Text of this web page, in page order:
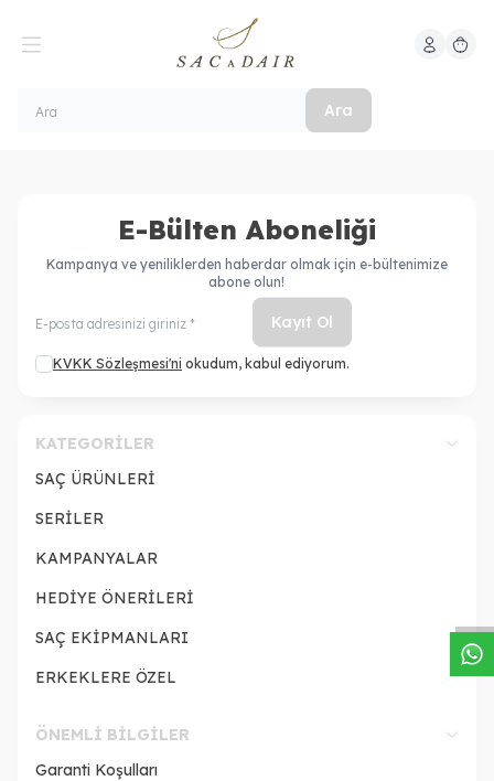
Ara
Hesabım
E-Bülten Aboneliği
Kampanya ve yeniliklerden haberdar olmak için e-bültenimize
abone olun!
Kayıt Ol
KVKK Sözleşmesi'ni okudum, kabul ediyorum.
KATEGORILER
SAÇ ÜRÜNLERİ
SERİLER
KAMPANYALAR
HEDİYE ÖNERİLERİ
SAÇ EKİPMANLARI
ERKEKLERE ÖZEL
ÖNEMLI BILGILER
Garanti Koşulları